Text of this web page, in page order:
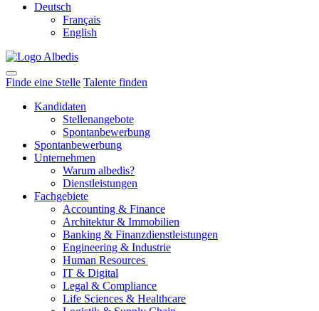
Deutsch
Français
English
Finde eine Stelle Talente finden
Kandidaten
Stellenangebote
Spontanbewerbung
Spontanbewerbung
Unternehmen
Warum albedis?
Dienstleistungen
Fachgebiete
Accounting & Finance
Architektur & Immobilien
Banking & Finanzdienstleistungen
Engineering & Industrie
Human Resources
IT & Digital
Legal & Compliance
Life Sciences & Healthcare